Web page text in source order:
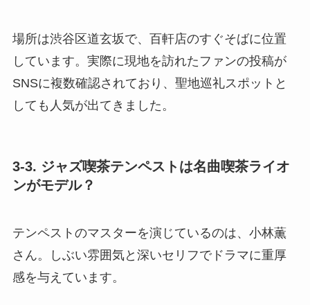
場所は渋谷区道玄坂で、百軒店のすぐそばに位置
しています。実際に現地を訪れたファンの投稿が
SNSに複数確認されており、聖地巡礼スポットと
しても人気が出てきました。
3-3. ジャズ喫茶テンペストは名曲喫茶ライオ
ンがモデル？
テンペストのマスターを演じているのは、小林薫
さん。しぶい雰囲気と深いセリフでドラマに重厚
感を与えています。